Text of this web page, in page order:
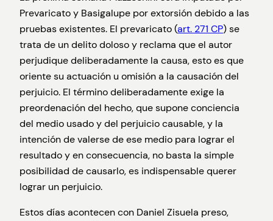
Prevaricato y Basigalupe por extorsión debido a las
pruebas existentes. El prevaricato (art. 271 CP) se
trata de un delito doloso y reclama que el autor
perjudique deliberadamente la causa, esto es que
oriente su actuación u omisión a la causación del
perjuicio. El término deliberadamente exige la
preordenación del hecho, que supone conciencia
del medio usado y del perjuicio causable, y la
intención de valerse de ese medio para lograr el
resultado y en consecuencia, no basta la simple
posibilidad de causarlo, es indispensable querer
lograr un perjuicio.
Estos días acontecen con Daniel Zisuela preso,